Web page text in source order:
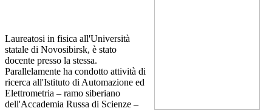
Laureatosi in fisica all'Università
statale di Novosibirsk, è stato
docente presso la stessa.
Parallelamente ha condotto attività di
ricerca all'Istituto di Automazione ed
Elettrometria – ramo siberiano
dell'Accademia Russa di Scienze –